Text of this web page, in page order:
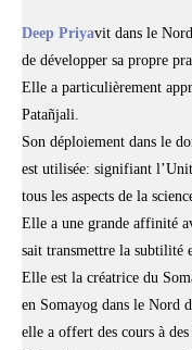
Deep Priyavit dans le
de développer sa propre
Elle a particulièrement
Patañjali.
Son déploiement dans le
est utilisée: signifiant
tous les aspects de la
Elle a une grande affinité
sait transmettre la subtilité
Elle est la créatrice du
en Somayog dans le Nord
elle a offert des cours à